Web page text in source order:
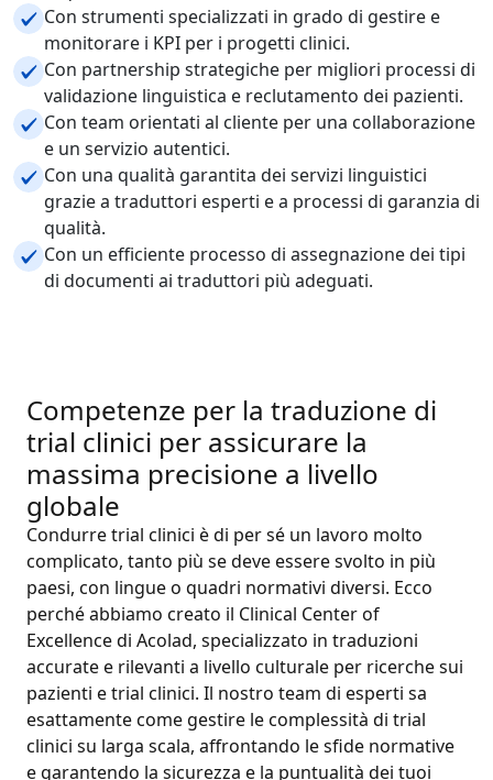
Con strumenti specializzati in grado di gestire e
monitorare i KPI per i progetti clinici.
Con partnership strategiche per migliori processi di
validazione linguistica e reclutamento dei pazienti.
Con team orientati al cliente per una collaborazione
e un servizio autentici.
Con una qualità garantita dei servizi linguistici
grazie a traduttori esperti e a processi di garanzia di
qualità.
Con un efficiente processo di assegnazione dei tipi
di documenti ai traduttori più adeguati.
Competenze per la traduzione di
trial clinici per assicurare la
massima precisione a livello
globale
Condurre trial clinici è di per sé un lavoro molto
complicato, tanto più se deve essere svolto in più
paesi, con lingue o quadri normativi diversi. Ecco
perché abbiamo creato il Clinical Center of
Excellence di Acolad, specializzato in traduzioni
accurate e rilevanti a livello culturale per ricerche sui
pazienti e trial clinici. Il nostro team di esperti sa
esattamente come gestire le complessità di trial
clinici su larga scala, affrontando le sfide normative
e garantendo la sicurezza e la puntualità dei tuoi